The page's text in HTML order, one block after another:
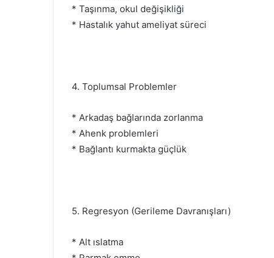
* Taşınma, okul değişikliği
* Hastalık yahut ameliyat süreci
4. Toplumsal Problemler
* Arkadaş bağlarında zorlanma
* Ahenk problemleri
* Bağlantı kurmakta güçlük
5. Regresyon (Gerileme Davranışları)
* Alt ıslatma